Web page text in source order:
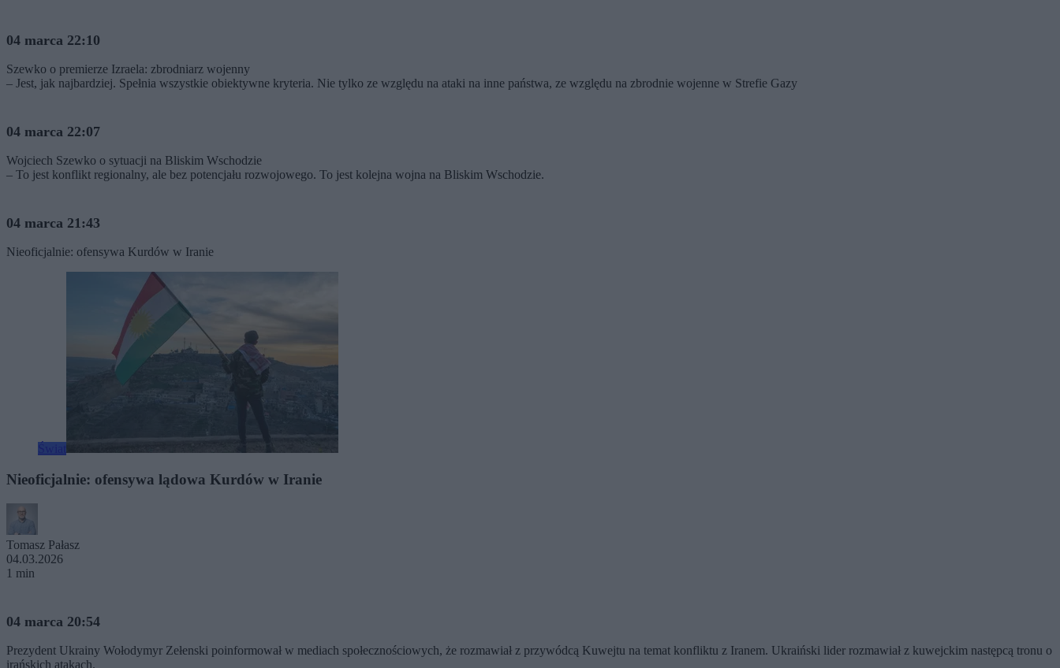
04 marca 22:10
Szewko o premierze Izraela: zbrodniarz wojenny
– Jest, jak najbardziej. Spełnia wszystkie obiektywne kryteria. Nie tylko ze względu na ataki na inne państwa, ze względu na zbrodnie wojenne w Strefie Gazy
04 marca 22:07
Wojciech Szewko o sytuacji na Bliskim Wschodzie
– To jest konflikt regionalny, ale bez potencjału rozwojowego. To jest kolejna wojna na Bliskim Wschodzie.
04 marca 21:43
Nieoficjalnie: ofensywa Kurdów w Iranie
Nieoficjalnie: ofensywa lądowa Kurdów w Iranie
Tomasz Pałasz
04.03.2026
1 min
04 marca 20:54
Prezydent Ukrainy Wołodymyr Zełenski poinformował w mediach społecznościowych, że rozmawiał z przywódcą Kuwejtu na temat konfliktu z Iranem. Ukraiński lider rozmawiał z kuwejckim następcą tronu o
irańskich atakach.